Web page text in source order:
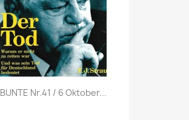
Vorschau
BUNTE Nr.41 / 6 Oktober...